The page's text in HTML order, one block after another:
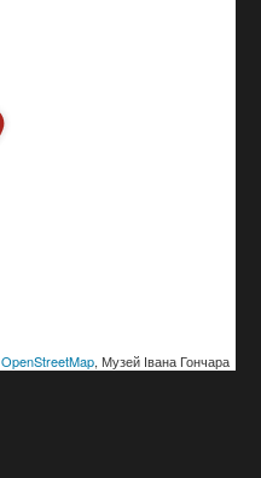
OpenStreetMap, Музей Івана Гончара